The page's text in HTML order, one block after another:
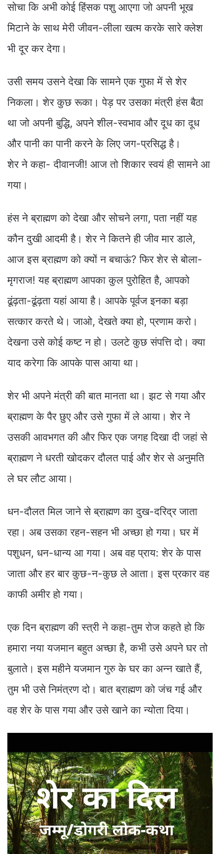
सोचा कि अभी कोई हिंसक पशु आएगा जो अपनी भूख
मिटाने के साथ मेरी जीवन-लीला खत्म करके सारे क्लेश
भी दूर कर देगा।
उसी समय उसने देखा कि सामने एक गुफा में से शेर
निकला। शेर कुछ रूका। पेड़ पर उसका मंत्री हंस बैठा
था जो अपनी बुद्धि, अपने शील-स्वभाव और दूध का दूध
और पानी का पानी करने के लिए जग-प्रसिद्ध है।
शेर ने कहा- दीवानजी! आज तो शिकार स्वयं ही सामने आ
गया।
हंस ने ब्राह्मण को देखा और सोचने लगा, पता नहीं यह
कौन दुखी आदमी है। शेर ने कितने ही जीव मार डाले,
आज इस ब्राह्मण को क्यों न बचाऊं? फिर शेर से बोला-
मृगराज! यह ब्राह्मण आपका कुल पुरोहित है, आपको
ढूंढ़ता-ढूंढ़ता यहां आया है। आपके पूर्वज इनका बड़ा
सत्कार करते थे। जाओ, देखते क्या हो, प्रणाम करो।
देखना उसे कोई कष्ट न हो। उलटे कुछ संपत्ति दो। क्या
याद करेगा कि आपके पास आया था।
शेर भी अपने मंत्री की बात मानता था। झट से गया और
ब्राह्मण के पैर छुए और उसे गुफा में ले आया। शेर ने
उसकी आवभगत की और फिर एक जगह दिखा दी जहां से
ब्राह्मण ने धरती खोदकर दौलत पाई और शेर से अनुमति
ले घर लौट आया।
धन-दौलत मिल जाने से ब्राह्मण का दुख-दरिद्र जाता
रहा। अब उसका रहन-सहन भी अच्छा हो गया। घर में
पशुधन, धन-धान्य आ गया। अब वह प्राय: शेर के पास
जाता और हर बार कुछ-न-कुछ ले आता। इस प्रकार वह
काफी अमीर हो गया।
एक दिन ब्राह्मण की स्त्री ने कहा-तुम रोज कहते हो कि
हमारा नया यजमान बहुत अच्छा है, कभी उसे अपने घर तो
बुलाते। इस महीने यजमान गुरु के घर का अन्न खाते हैं,
तुम भी उसे निमंत्रण दो। बात ब्राह्मण को जंच गई और
वह शेर के पास गया और उसे खाने का न्योता दिया।